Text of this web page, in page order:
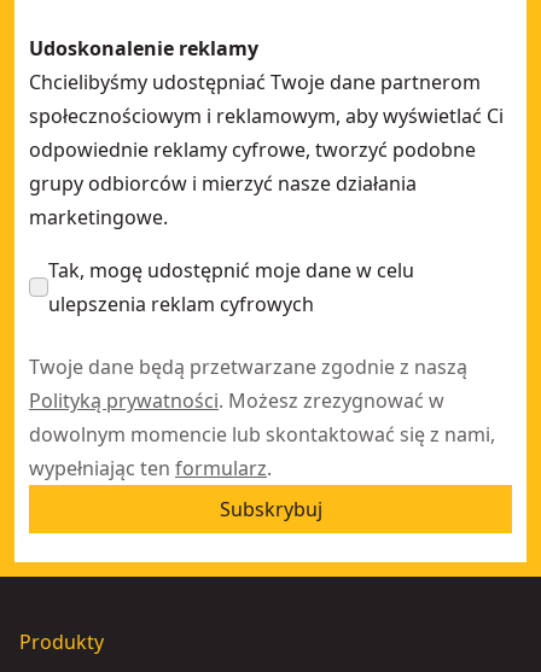
Udoskonalenie reklamy
Chcielibyśmy udostępniać Twoje dane partnerom
społecznościowym i reklamowym, aby wyświetlać Ci
odpowiednie reklamy cyfrowe, tworzyć podobne
grupy odbiorców i mierzyć nasze działania
marketingowe.
Tak, mogę udostępnić moje dane w celu
ulepszenia reklam cyfrowych
Twoje dane będą przetwarzane zgodnie z naszą
Polityką prywatności. Możesz zrezygnować w
dowolnym momencie lub skontaktować się z nami,
wypełniając ten formularz.
Subskrybuj
Produkty